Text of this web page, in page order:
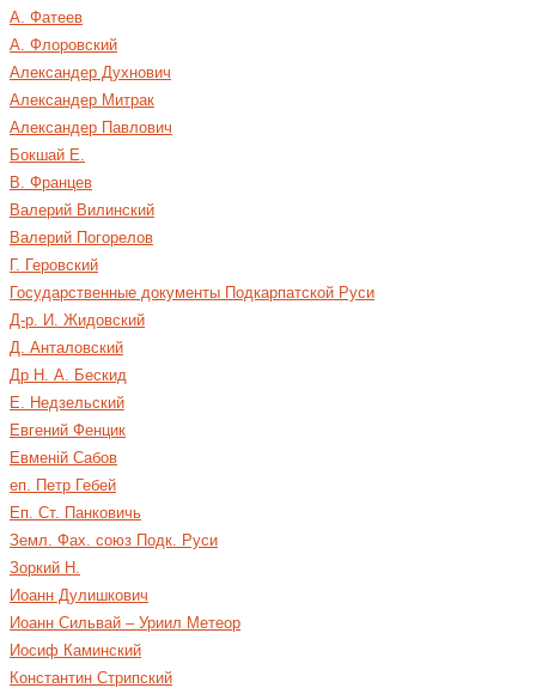
А. Фатеев
А. Флоровский
Александер Духнович
Александер Митрак
Александер Павлович
Бокшай Е.
В. Францев
Валерий Вилинский
Валерий Погорелов
Г. Геровский
Государственные документы Подкарпатской Руси
Д-р. И. Жидовский
Д. Анталовский
Др Н. А. Бескид
Е. Недзельский
Евгений Фенцик
Евменій Сабов
еп. Петр Гебей
Еп. Ст. Панковичь
Земл. Фах. союз Подк. Руси
Зоркий Н.
Иоанн Дулишкович
Иоанн Сильвай – Уриил Метеор
Иосиф Каминский
Константин Стрипский